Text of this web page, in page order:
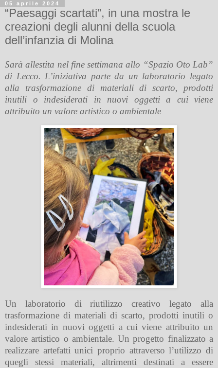
05 aprile 2024
“Paesaggi scartati”, in una mostra le
creazioni degli alunni della scuola
dell’infanzia di Molina
Sarà allestita nel fine settimana allo “Spazio Oto Lab”
di Lecco. L’iniziativa parte da un laboratorio legato
alla trasformazione di materiali di scarto, prodotti
inutili o indesiderati in nuovi oggetti a cui viene
attribuito un valore artistico o ambientale
Un laboratorio di riutilizzo creativo legato alla
trasformazione di materiali di scarto, prodotti inutili o
indesiderati in nuovi oggetti a cui viene attribuito un
valore artistico o ambientale. Un progetto finalizzato a
realizzare artefatti unici proprio attraverso l’utilizzo di
quegli stessi materiali, altrimenti destinati a essere